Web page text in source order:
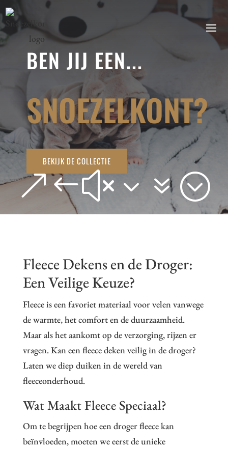
BEN JIJ EEN...
SNOEZELKONT?
BEKIJK DE COLLECTIE
&#x37;
Fleece Dekens en de Droger:
Een Veilige Keuze?
Fleece is een favoriet materiaal voor velen vanwege
de warmte, het comfort en de duurzaamheid.
Maar als het aankomt op de verzorging, rijzen er
vragen. Kan een fleece deken veilig in de droger?
Laten we diep duiken in de wereld van
fleeceonderhoud.
Wat Maakt Fleece Speciaal?
Om te begrijpen hoe een droger fleece kan
beïnvloeden, moeten we eerst de unieke